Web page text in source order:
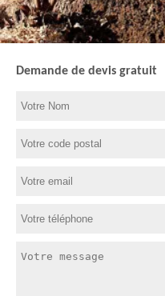
Demande de devis gratuit